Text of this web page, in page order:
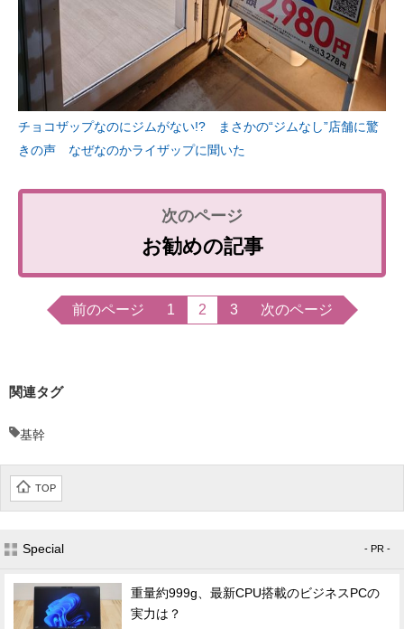
チョコザップなのにジムがない!? まさかの“ジムなし”店舗に驚
きの声 なぜなのかライザップに聞いた
お勧めの記事
前のページ 1 2 3 次のページ
関連タグ
基幹
TOP
Special - PR -
重量約999g、最新CPU搭載のビジネスPCの
実力は？